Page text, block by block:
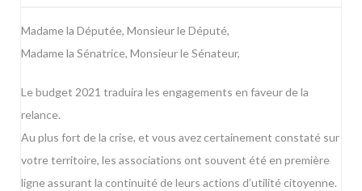
Madame la Députée, Monsieur le Député,
Madame la Sénatrice, Monsieur le Sénateur,
Le budget 2021 traduira les engagements en faveur de la
relance.
Au plus fort de la crise, et vous avez certainement constaté sur
votre territoire, les associations ont souvent été en première
ligne assurant la continuité de leurs actions d’utilité citoyenne.